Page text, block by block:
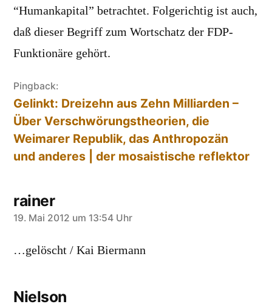
“Humankapital” betrachtet. Folgerichtig ist auch,
daß dieser Begriff zum Wortschatz der FDP-
Funktionäre gehört.
Pingback:
Gelinkt: Dreizehn aus Zehn Milliarden –
Über Verschwörungstheorien, die
Weimarer Republik, das Anthropozän
und anderes | der mosaistische reflektor
rainer
sagt:
19. Mai 2012 um 13:54 Uhr
…gelöscht / Kai Biermann
Nielson